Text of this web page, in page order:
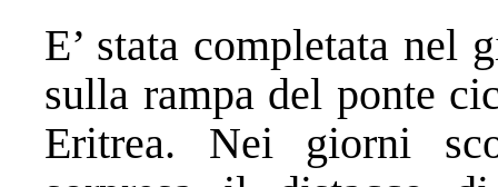
E’ stata completata nel
sulla rampa del ponte
Eritrea. Nei giorni